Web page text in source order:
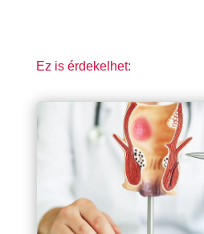
Ez is érdekelhet: